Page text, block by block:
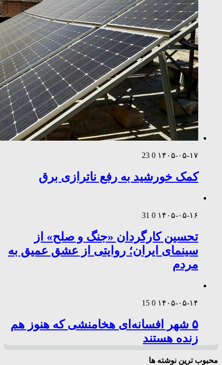
۱۴۰۵-۰۵-۱۷ 0
23
کمک خورشید به رفع ناترازی برق
۱۴۰۵-۰۵-۱۶ 0
31
تحسین کارگردان «جنگ و صلح» از
سینمای ایران؛ روایتی از عشق عمیق به
مردم
۱۴۰۵-۰۵-۱۴ 0
15
۵ شهر افسانه‌ای هخامنشی که هنوز هم
زنده هستند
محبوب ترین نوشته ها